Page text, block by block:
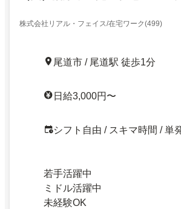
株式会社リアル・フェイス/在宅ワーク(499)
尾道市 / 尾道駅 徒歩1分
日給3,000円〜
シフト自由 / スキマ時間 / 単
若手活躍中
ミドル活躍中
未経験OK